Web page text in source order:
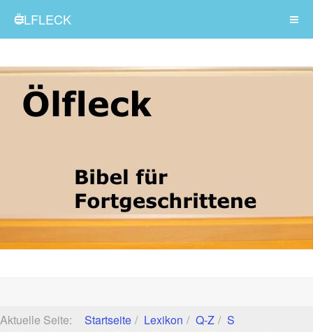
ÖLFLECK
Aktuelle Seite: Startseite Lexikon Q-Z
S